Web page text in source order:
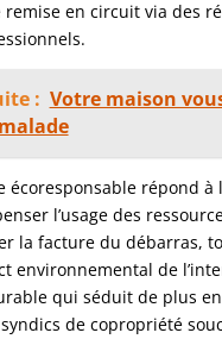
en circuit via des
: Votre maison
écoresponsable répond à
l’usage des
la facture du débarras,
environnemental de
qui séduit de plus
de copropriété